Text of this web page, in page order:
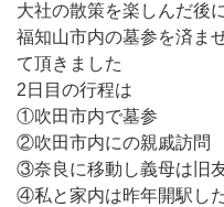
大社の散策を楽しんだ後
福知山市内の墓参を済ま
て頂きました
2日目の行程は
①吹田市内で墓参
②吹田市内にの親戚訪問
③奈良に移動し義母は旧
④私と家内は昨年開駅し